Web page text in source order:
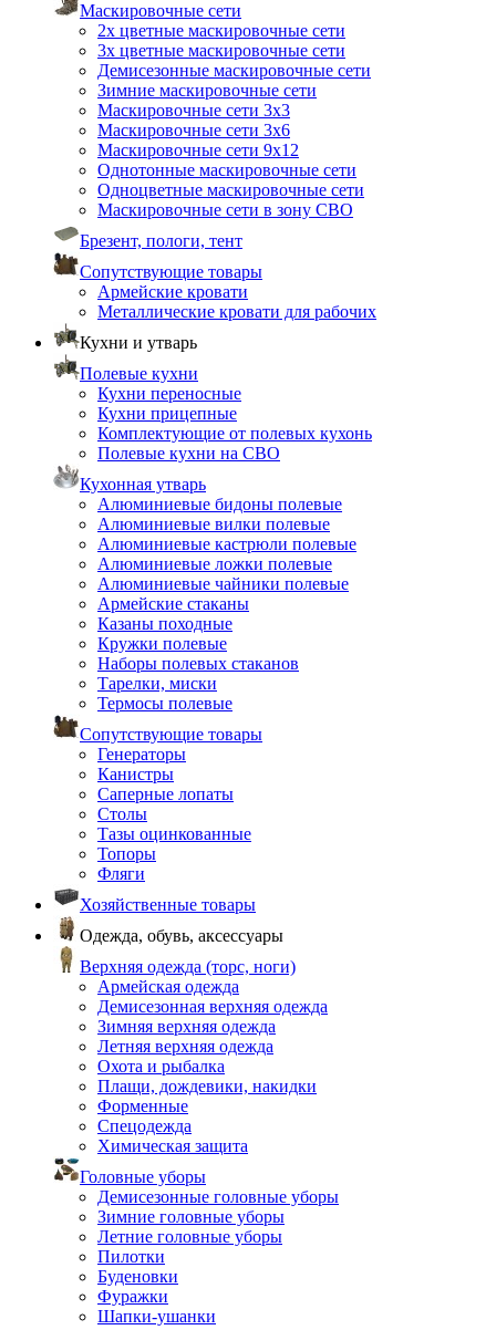
Маскировочные сети
2х цветные маскировочные сети
3х цветные маскировочные сети
Демисезонные маскировочные сети
Зимние маскировочные сети
Маскировочные сети 3х3
Маскировочные сети 3х6
Маскировочные сети 9х12
Однотонные маскировочные сети
Одноцветные маскировочные сети
Маскировочные сети в зону СВО
Брезент, пологи, тент
Сопутствующие товары
Армейские кровати
Металлические кровати для рабочих
Кухни и утварь
Полевые кухни
Кухни переносные
Кухни прицепные
Комплектующие от полевых кухонь
Полевые кухни на СВО
Кухонная утварь
Алюминиевые бидоны полевые
Алюминиевые вилки полевые
Алюминиевые кастрюли полевые
Алюминиевые ложки полевые
Алюминиевые чайники полевые
Армейские стаканы
Казаны походные
Кружки полевые
Наборы полевых стаканов
Тарелки, миски
Термосы полевые
Сопутствующие товары
Генераторы
Канистры
Саперные лопаты
Столы
Тазы оцинкованные
Топоры
Фляги
Хозяйственные товары
Одежда, обувь, аксессуары
Верхняя одежда (торс, ноги)
Армейская одежда
Демисезонная верхняя одежда
Зимняя верхняя одежда
Летняя верхняя одежда
Охота и рыбалка
Плащи, дождевики, накидки
Форменные
Спецодежда
Химическая защита
Головные уборы
Демисезонные головные уборы
Зимние головные уборы
Летние головные уборы
Пилотки
Буденовки
Фуражки
Шапки-ушанки